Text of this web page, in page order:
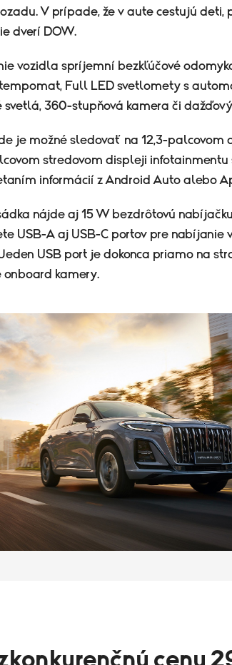
V prípade, že v aute cestujú deti,
dverí DOW.
vozidla spríjemní bezkľúčové
Full LED svetlomety s
360-stupňová kamera či dažďový
je možné sledovať na 12,3-palcovom
stredovom displeji infotainmentu
informácií z Android Auto alebo
nájde aj 15 W bezdrôtovú
USB-A aj USB-C portov pre nabíjanie
USB port je dokonca priamo na
kamery.